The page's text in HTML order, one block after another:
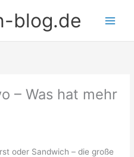
blog.de
– Was hat mehr
oder Sandwich – die große